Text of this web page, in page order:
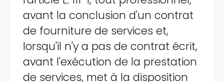
avant la conclusion d'un contrat
de fourniture de services et,
lorsqu'il n'y a pas de contrat écrit,
avant l'exécution de la prestation
de services, met à la disposition